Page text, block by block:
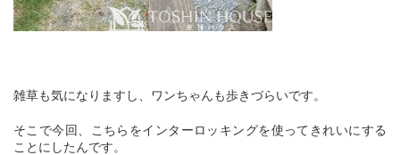
雑草も気になりますし、ワンちゃんも歩きづらいです。
そこで今回、こちらをインターロッキングを使ってきれいにする
ことにしたんです。